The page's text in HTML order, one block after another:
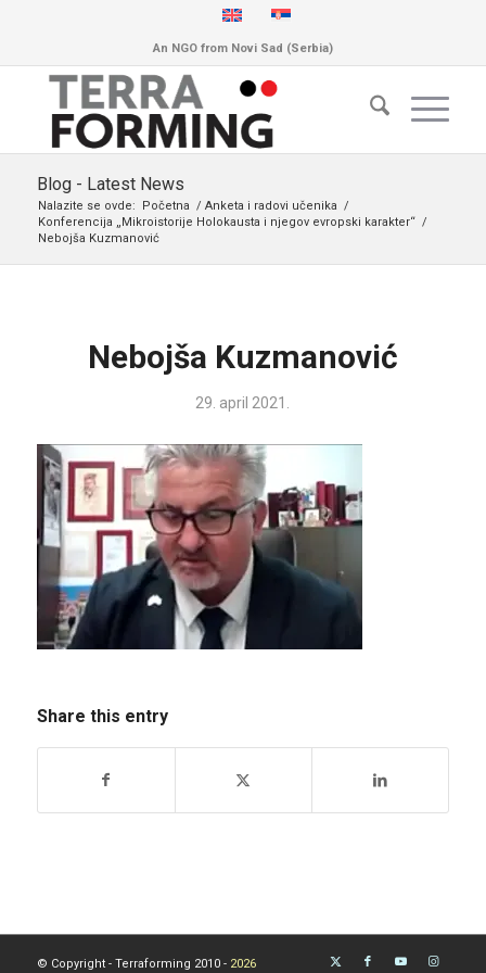
An NGO from Novi Sad (Serbia)
Blog - Latest News
Nalazite se ovde: Početna / Anketa i radovi učenika /
Konferencija „Mikroistorije Holokausta i njegov evropski karakter“ /
Nebojša Kuzmanović
Nebojša Kuzmanović
29. april 2021.
Share this entry
© Copyright - Terraforming 2010 - 2026